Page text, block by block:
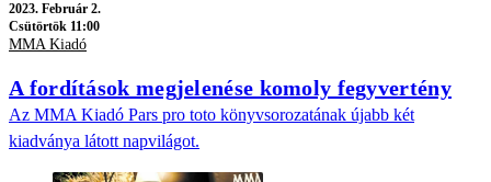
2023. Február 2.
Csütörtök 11:00
MMA Kiadó
A fordítások megjelenése komoly fegyvertény
Az MMA Kiadó Pars pro toto könyvsorozatának újabb két
kiadványa látott napvilágot.